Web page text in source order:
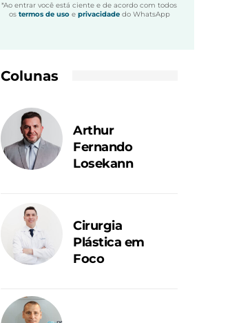
*Ao entrar você está ciente e de acordo com todos
os termos de usoe privacidadedo WhatsApp
Colunas
Arthur
Fernando
Losekann
Cirurgia
Plástica em
Foco